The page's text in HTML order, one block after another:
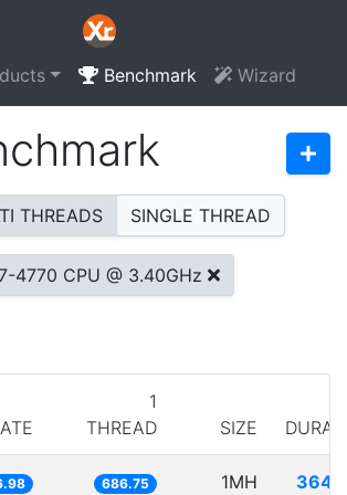
Benchmark Wizard
THREADS SINGLE THREAD
4770 CPU @ 3.40GHz
1
THREAD
SIZE
686.75 1MH